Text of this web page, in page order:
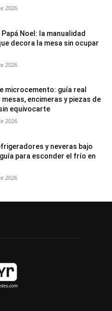
2026
Noel: la manualidad
decora la mesa sin ocupar
2026
microcemento: guía real
mesas, encimeras y piezas de
equivocarte
2026
y neveras bajo
para esconder el frío en
2026